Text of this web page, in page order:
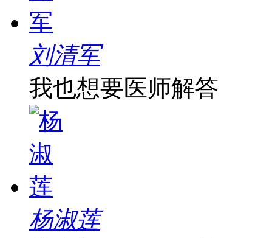
刘清军
我也想要医师解答
杨淑莲